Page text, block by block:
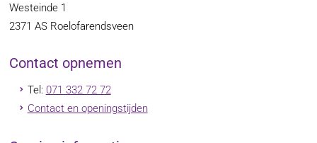
Westeinde 1
2371 AS Roelofarendsveen
Contact opnemen
Tel: 071 332 72 72
Contact en openingstijden